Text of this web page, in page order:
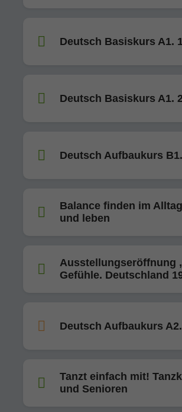
Deutsch Basiskurs A1.
Deutsch Basiskurs A1.
Deutsch Aufbaukurs
Balance finden im
und leben
Ausstellungseröffnung
Gefühle. Deutschland
Deutsch Aufbaukurs
Tanzt einfach mit!
und Senioren